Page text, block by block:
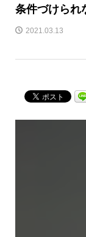
条件づけられ
2021.03.13